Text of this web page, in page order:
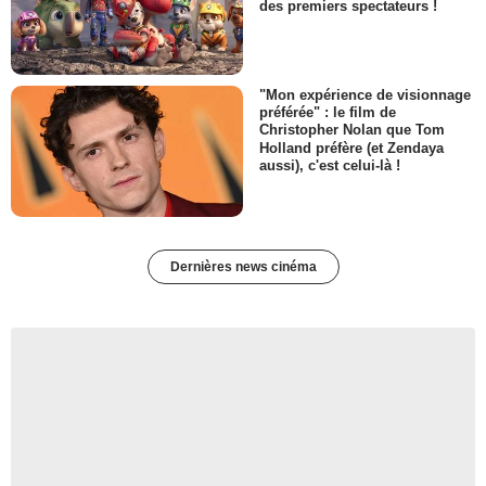
des premiers spectateurs !
"Mon expérience de visionnage
préférée" : le film de
Christopher Nolan que Tom
Holland préfère (et Zendaya
aussi), c'est celui-là !
Dernières news cinéma